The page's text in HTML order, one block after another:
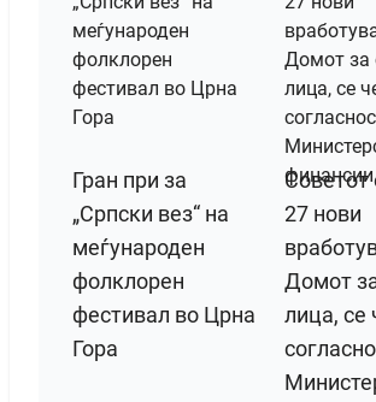
Гран при за
„Српски вез“ на
меѓународен
фолклорен
фестивал во Црна
Гора
Советот
27 нови
Домот
лица, се